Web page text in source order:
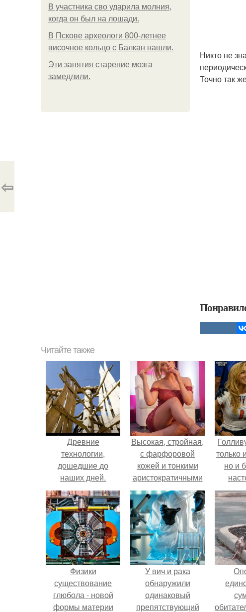
В участника сво ударила молния,
когда он был на лошади.
В Пскове археологи 800-летнее
височное кольцо с Балкан нашли.
Эти занятия старение мозга
замедлили.
Никто не
Точно так
⇦
Читайте также
Древние
технологии,
дошедшие до
наших дней.
Высокая, стройная,
с фарфоровой
кожей и тонкими
аристократичными
чертами, эль
выглядит так, будто
сошла с полотна
художника.
только
но и
Физики
существование
глюбола - новой
формы материи
У вич и рака
обнаружили
одинаковый
препятствующий